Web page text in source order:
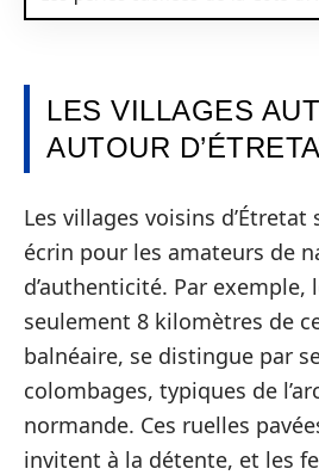
LES VILLAGES
AUTOUR
Les villages voisins
écrin pour les amateurs de
d’authenticité. Par exemple,
seulement 8 kilomètres de
balnéaire, se distingue par
colombages, typiques de
normande. Ces ruelles
invitent à la détente, et les